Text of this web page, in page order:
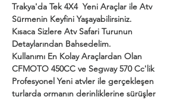
Trakya'da Tek 4X4  Yeni Araçlar ile Atv
Sürmenin Keyfini Yaşayabilirsiniz.
Kısaca Sizlere Atv Safari Turunun
Detaylarından Bahsedelim.
Kullanımı En Kolay Araçlardan Olan
CFMOTO 450CC ve Segway 570 Cc'lik
Profesyonel Yeni atvler ile gerçekleşen
turlarda ormanın derinliklerine sürüşler